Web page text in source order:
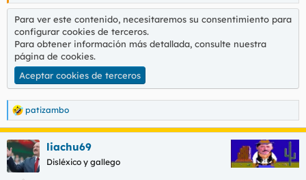
Para ver este contenido, necesitaremos su consentimiento para
configurar cookies de terceros.
Para obtener información más detallada, consulte nuestra
página de cookies.
Aceptar cookies de terceros
R
e
a
c
c
patizambo
liachu69
Disléxico y gallego